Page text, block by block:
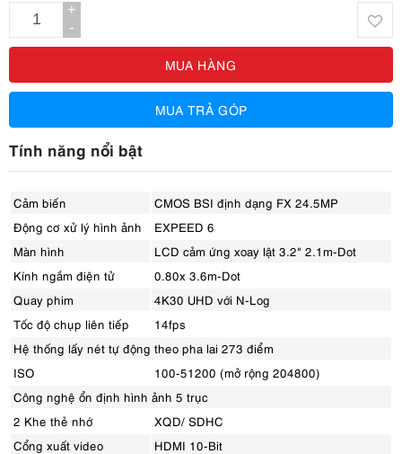
+
-
MUA HÀNG
MUA TRẢ GÓP
Tính năng nổi bật
Cảm biến
CMOS BSI định dạng FX 24.5MP
Động cơ xử lý hình ảnh
EXPEED 6
Màn hình
LCD cảm ứng xoay lật 3.2" 2.1m-Dot
Kính ngắm điện tử
0.80x 3.6m-Dot
Quay phim
4K30 UHD với N-Log
Tốc độ chụp liên tiếp
14fps
Hệ thống lấy nét tự động theo pha lai 273 điểm
ISO
100-51200 (mở rộng 204800)
Công nghệ ổn định hình ảnh 5 trục
2 Khe thẻ nhớ
XQD/ SDHC
Cổng xuất video
HDMI 10-Bit